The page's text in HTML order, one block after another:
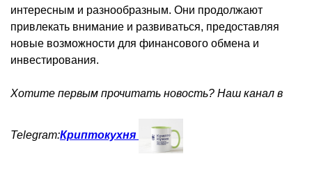
интересным и разнообразным. Они продолжают
привлекать внимание и развиваться, предоставляя
новые возможности для финансового обмена и
инвестирования.
Хотите первым прочитать новость? Наш канал в
Telegram:Криптокухня